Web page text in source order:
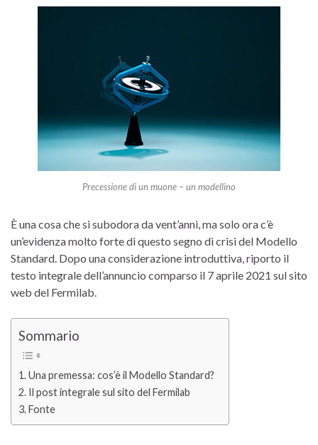
Precessione di un muone – un modellino
È una cosa che si subodora da vent’anni, ma solo ora c’è
un’evidenza molto forte di questo segno di crisi del Modello
Standard. Dopo una considerazione introduttiva, riporto il
testo integrale dell’annuncio comparso il 7 aprile 2021 sul sito
web del Fermilab.
Sommario
Una premessa: cos’è il Modello Standard?
Il post integrale sul sito del Fermilab
Fonte